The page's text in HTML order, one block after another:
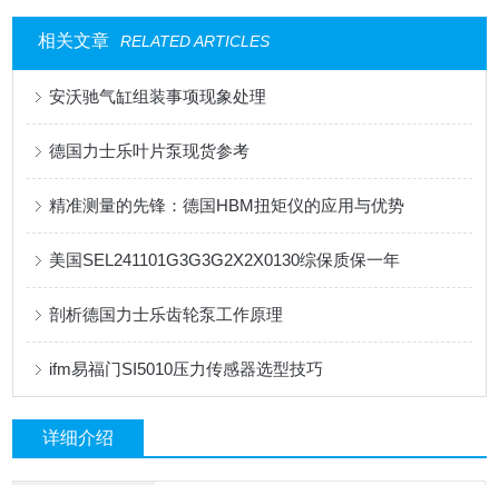
相关文章 RELATED ARTICLES
安沃驰气缸组装事项现象处理
德国力士乐叶片泵现货参考
精准测量的先锋：德国HBM扭矩仪的应用与优势
美国SEL241101G3G3G2X2X0130综保质保一年
剖析德国力士乐齿轮泵工作原理
ifm易福门SI5010压力传感器选型技巧
详细介绍